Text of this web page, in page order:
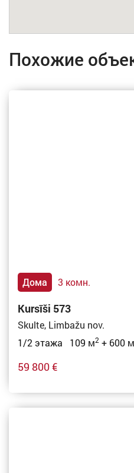
Похожие
Дома 3 комн.
Kursīši 573
Skulte, Limbažu nov.
1/2 этажа 109 м2 + 600 м
59 800 €